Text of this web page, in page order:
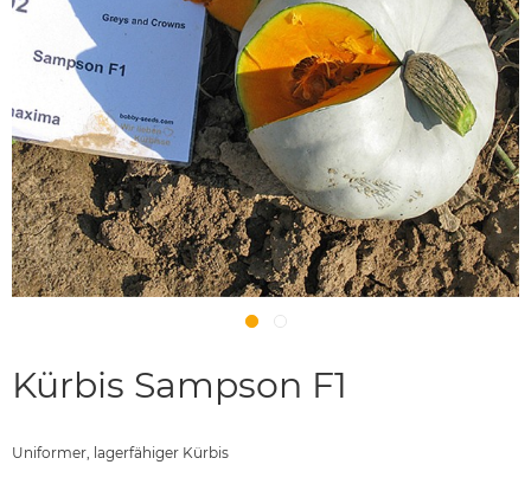
Kürbis Sampson F1
Uniformer, lagerfähiger Kürbis